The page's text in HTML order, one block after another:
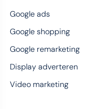
Google ads
Google shopping
Google remarketing
Display adverteren
Video marketing